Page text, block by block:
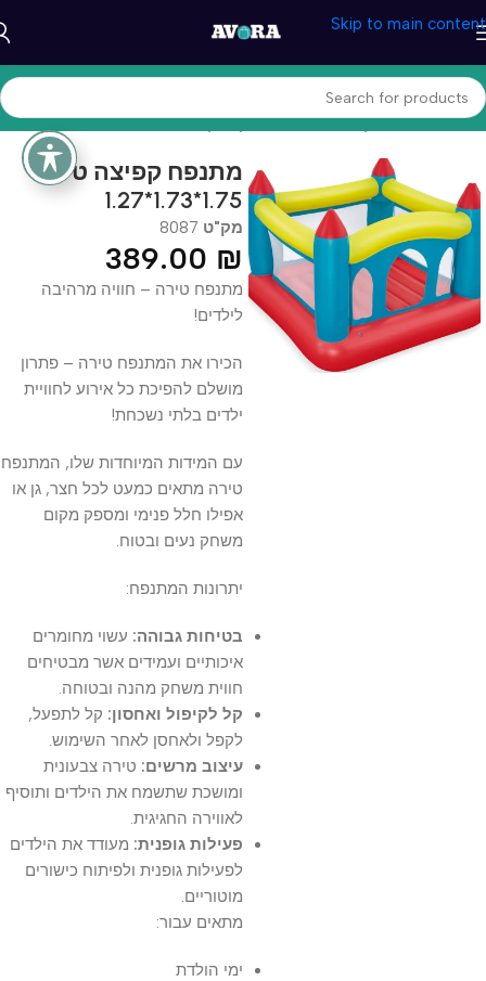
Skip to main content
עמוד הבית/משחקים וצעצעים/משחקי חוץ
מתנפח קפיצה טירה
1.75*1.73*1.27
מק"ט 8087
389.00 ₪
מתנפח טירה – חוויה מרהיבה
לילדים!
הכירו את המתנפח טירה – פתרון
מושלם להפיכת כל אירוע לחוויית
ילדים בלתי נשכחת!
עם המידות המיוחדות שלו, המתנפח
טירה מתאים כמעט לכל חצר, גן או
אפילו חלל פנימי ומספק מקום
משחק נעים ובטוח.
יתרונות המתנפח:
בטיחות גבוהה: עשוי מחומרים
איכותיים ועמידים אשר מבטיחים
חווית משחק מהנה ובטוחה.
קל לקיפול ואחסון: קל לתפעל,
לקפל ולאחסן לאחר השימוש.
עיצוב מרשים: טירה צבעונית
ומושכת שתשמח את הילדים ותוסיף
לאווירה החגיגית.
פעילות גופנית: מעודד את הילדים
לפעילות גופנית ולפיתוח כישורים
מוטוריים.
מתאים עבור:
ימי הולדת